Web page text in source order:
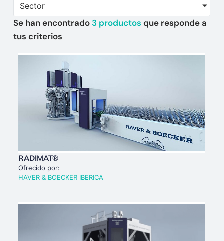
Sector
Se han encontrado 3productos que responde a
tus criterios
RADIMAT®
Ofrecido por:
HAVER & BOECKER IBERICA